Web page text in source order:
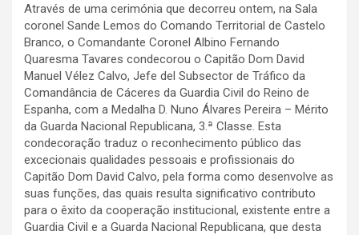
Através de uma cerimónia que decorreu ontem, na Sala
coronel Sande Lemos do Comando Territorial de Castelo
Branco, o Comandante Coronel Albino Fernando
Quaresma Tavares condecorou o Capitão Dom David
Manuel Vélez Calvo, Jefe del Subsector de Tráfico da
Comandância de Cáceres da Guardia Civil do Reino de
Espanha, com a Medalha D. Nuno Álvares Pereira – Mérito
da Guarda Nacional Republicana, 3.ª Classe. Esta
condecoração traduz o reconhecimento público das
excecionais qualidades pessoais e profissionais do
Capitão Dom David Calvo, pela forma como desenvolve as
suas funções, das quais resulta significativo contributo
para o êxito da cooperação institucional, existente entre a
Guardia Civil e a Guarda Nacional Republicana, que desta